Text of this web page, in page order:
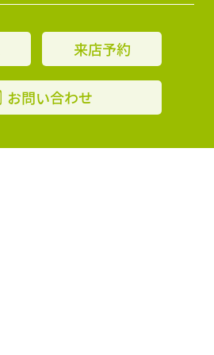
来店予約
お問い合わせ